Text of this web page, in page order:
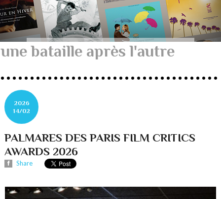
une bataille après l'autre
2026
14/02
PALMARES DES PARIS FILM CRITICS
AWARDS 2026
Share